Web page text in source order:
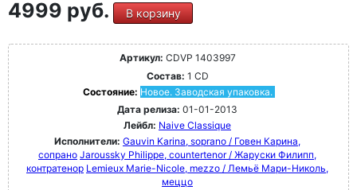
4999 руб. В корзину
Артикул: CDVP 1403997
Состав: 1 CD
Состояние: Новое. Заводская упаковка.
Дата релиза: 01-01-2013
Лейбл: Naive Classique
Исполнители: Gauvin Karina, soprano / Говен Карина,
сопрано Jaroussky Philippe, countertenor / Жаруски Филипп,
контратенор Lemieux Marie-Nicole, mezzo / Лемьё Мари-Николь,
меццо